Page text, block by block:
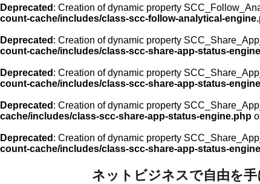
Deprecated : Creation of dynamic property
count-cache/includes/class-scc-follow-analytical-
Deprecated : Creation of dynamic property
count-cache/includes/class-scc-share-app-status-
Deprecated : Creation of dynamic property
count-cache/includes/class-scc-share-app-status-
Deprecated : Creation of dynamic property
cache/includes/class-scc-share-app-status-engine.php
Deprecated : Creation of dynamic property
count-cache/includes/class-scc-share-app-status-
ネットビジネスで自由を